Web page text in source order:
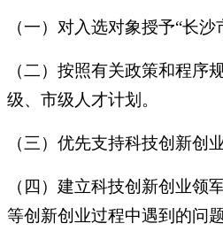
（一）对入选对象授予“长
（二）按照有关政策和程
级、市级人才计划。
（三）优先支持科技创新
（四）建立科技创新创业
等创新创业过程中遇到的问